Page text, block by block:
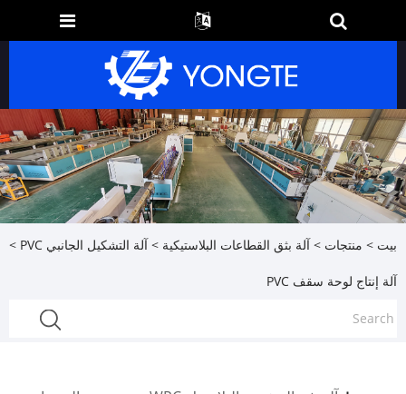
بيت > منتجات > آلة بثق القطاعات البلاستيكية > آلة التشكيل الجانبي PVC >
آلة إنتاج لوحة سقف PVC